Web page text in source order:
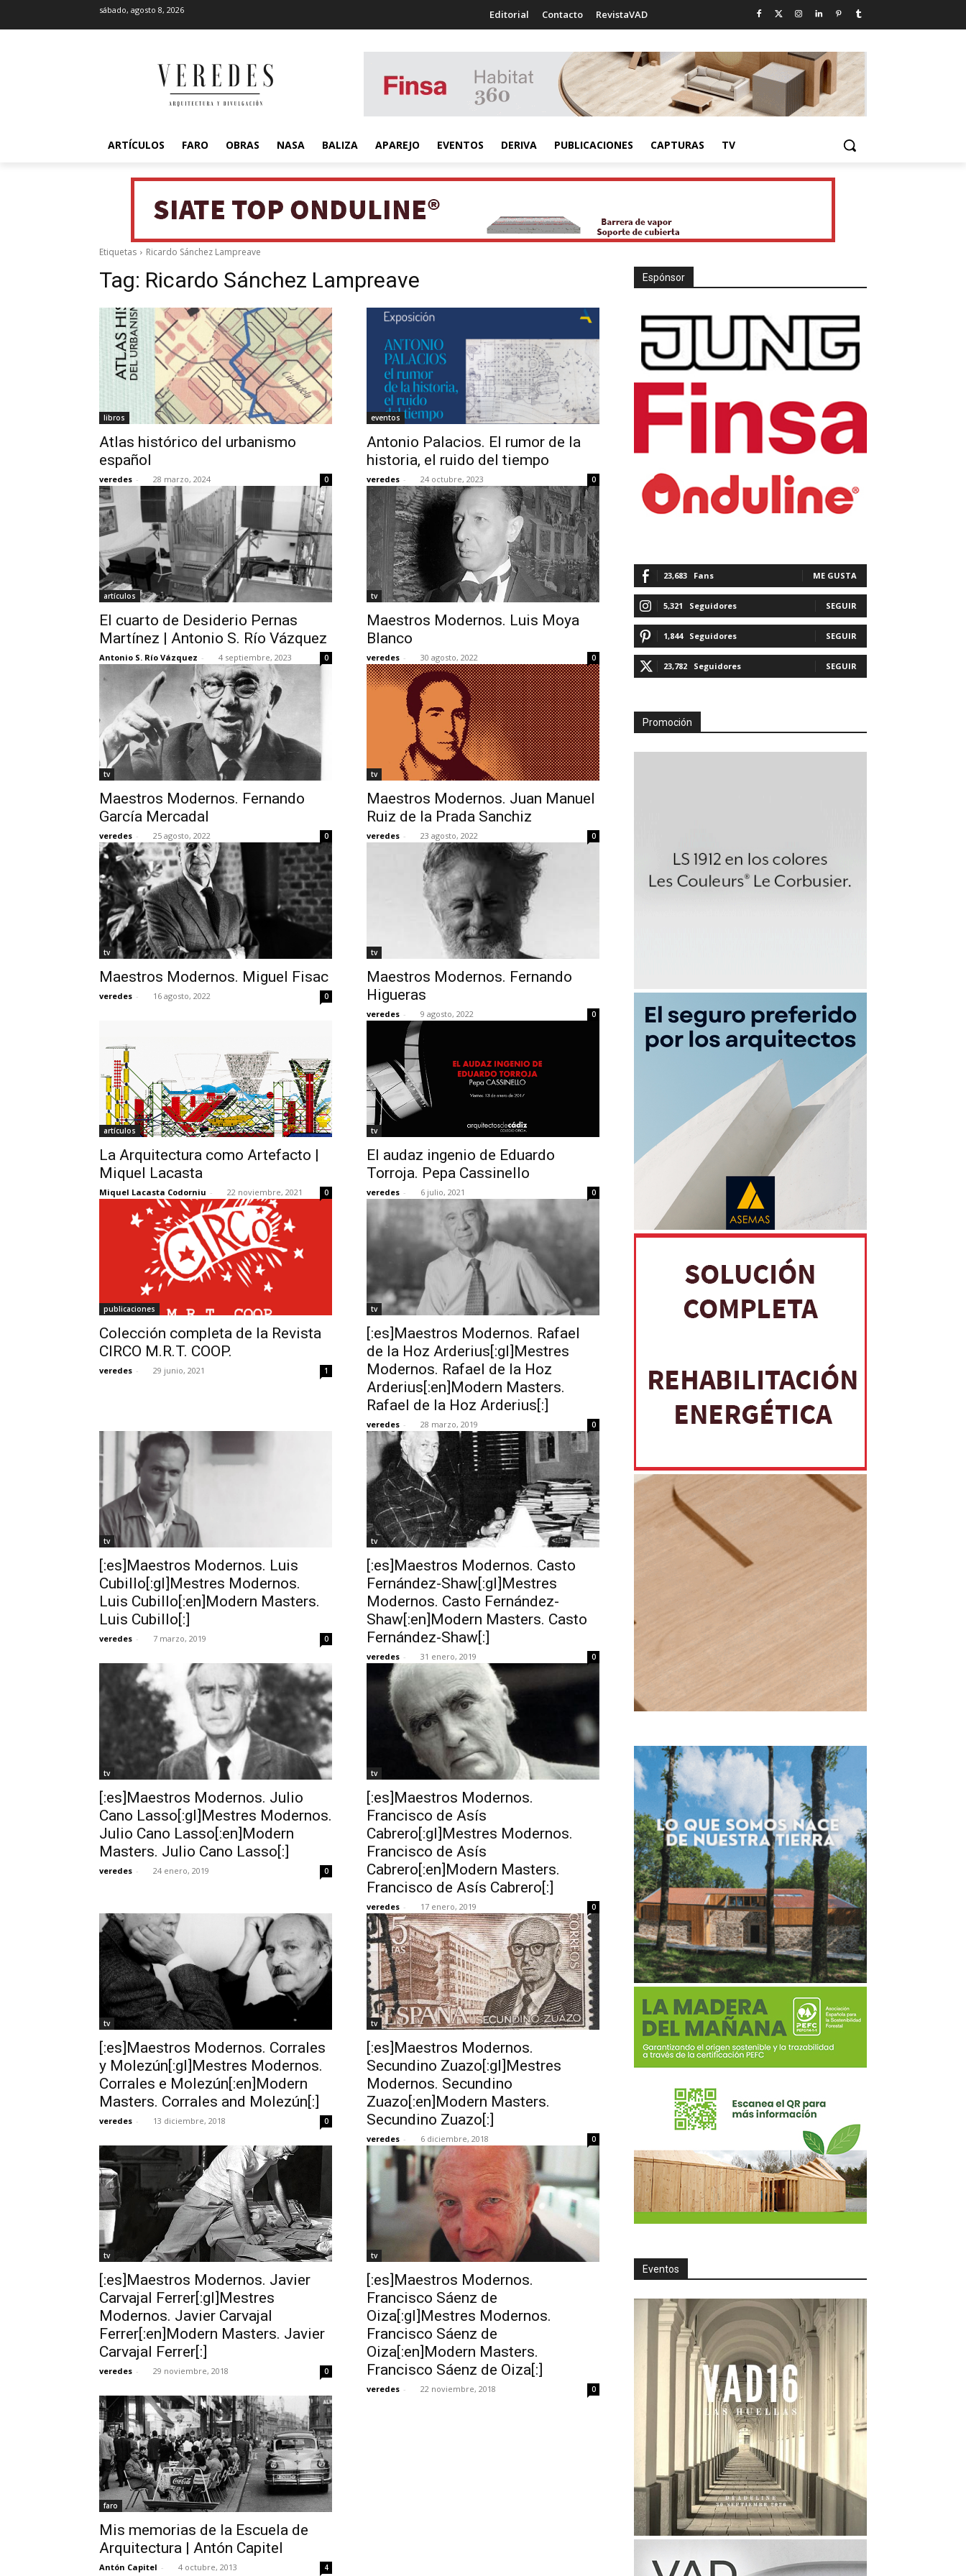
sábado, agosto 8, 2026 Editorial Contacto RevistaVAD
ARTÍCULOS FARO OBRAS NASA BALIZA APAREJO EVENTOS DERIVA PUBLICACIONES CAPTURAS TV
Etiquetas Ricardo Sánchez Lampreave
Tag: Ricardo Sánchez Lampreave
libros
Atlas histórico del urbanismo
español
veredes - 28 marzo, 2024 0
eventos
Antonio Palacios. El rumor de la
historia, el ruido del tiempo
veredes - 24 octubre, 2023 0
artículos
El cuarto de Desiderio Pernas
Martínez | Antonio S. Río Vázquez
Antonio S. Río Vázquez - 4 septiembre, 2023 0
tv
Maestros Modernos. Luis Moya
Blanco
veredes - 30 agosto, 2022 0
tv
Maestros Modernos. Fernando
García Mercadal
veredes - 25 agosto, 2022 0
tv
Maestros Modernos. Juan Manuel
Ruiz de la Prada Sanchiz
veredes - 23 agosto, 2022 0
tv
Maestros Modernos. Miguel Fisac
veredes - 16 agosto, 2022 0
tv
Maestros Modernos. Fernando
Higueras
veredes - 9 agosto, 2022 0
artículos
La Arquitectura como Artefacto |
Miquel Lacasta
Miquel Lacasta Codorniu - 22 noviembre, 2021 0
tv
El audaz ingenio de Eduardo
Torroja. Pepa Cassinello
veredes - 6 julio, 2021 0
publicaciones
Colección completa de la Revista
CIRCO M.R.T. COOP.
veredes - 29 junio, 2021 1
tv
[:es]Maestros Modernos. Rafael
de la Hoz Arderius[:gl]Mestres
Modernos. Rafael de la Hoz
Arderius[:en]Modern Masters.
Rafael de la Hoz Arderius[:]
veredes - 28 marzo, 2019 0
tv
[:es]Maestros Modernos. Luis
Cubillo[:gl]Mestres Modernos.
Luis Cubillo[:en]Modern Masters.
Luis Cubillo[:]
veredes - 7 marzo, 2019 0
tv
[:es]Maestros Modernos. Casto
Fernández-Shaw[:gl]Mestres
Modernos. Casto Fernández-
Shaw[:en]Modern Masters. Casto
Fernández-Shaw[:]
veredes - 31 enero, 2019 0
tv
[:es]Maestros Modernos. Julio
Cano Lasso[:gl]Mestres Modernos.
Julio Cano Lasso[:en]Modern
Masters. Julio Cano Lasso[:]
veredes - 24 enero, 2019 0
tv
[:es]Maestros Modernos.
Francisco de Asís
Cabrero[:gl]Mestres Modernos.
Francisco de Asís
Cabrero[:en]Modern Masters.
Francisco de Asís Cabrero[:]
veredes - 17 enero, 2019 0
tv
[:es]Maestros Modernos. Corrales
y Molezún[:gl]Mestres Modernos.
Corrales e Molezún[:en]Modern
Masters. Corrales and Molezún[:]
veredes - 13 diciembre, 2018 0
tv
[:es]Maestros Modernos.
Secundino Zuazo[:gl]Mestres
Modernos. Secundino
Zuazo[:en]Modern Masters.
Secundino Zuazo[:]
veredes - 6 diciembre, 2018 0
tv
[:es]Maestros Modernos. Javier
Carvajal Ferrer[:gl]Mestres
Modernos. Javier Carvajal
Ferrer[:en]Modern Masters. Javier
Carvajal Ferrer[:]
veredes - 29 noviembre, 2018 0
tv
[:es]Maestros Modernos.
Francisco Sáenz de
Oiza[:gl]Mestres Modernos.
Francisco Sáenz de
Oiza[:en]Modern Masters.
Francisco Sáenz de Oiza[:]
veredes - 22 noviembre, 2018 0
faro
Mis memorias de la Escuela de
Arquitectura | Antón Capitel
Antón Capitel - 4 octubre, 2013 4
Espónsor
23,683 Fans ME GUSTA
5,321 Seguidores SEGUIR
1,844 Seguidores SEGUIR
23,782 Seguidores SEGUIR
Promoción
Eventos